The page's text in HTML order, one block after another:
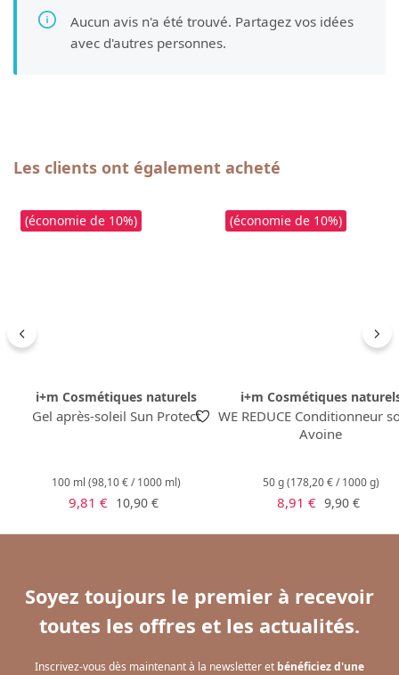
Aucun avis n'a été trouvé. Partagez vos idées
avec d'autres personnes.
Ignorer la galerie de produits
Les clients ont également acheté
(économie de 10%)
i+m Cosmétiques naturels
Gel après-soleil Sun Protect
100 ml (98,10 € / 1000 ml)
Prix de vente :
9,81 € Prix régulier :
10,90 €
(économie de 10%)
i+m Cosmétiques
WE REDUCE Conditionneur
Avoine
50 g(178,20 € / 1000 g)
Prix de vente :
8,91 € Prix
9,90 €
Soyez toujours le premier à recevoir
toutes les offres et les actualités.
Inscrivez-vous dès maintenant à la newsletter et bénéficiez d'une